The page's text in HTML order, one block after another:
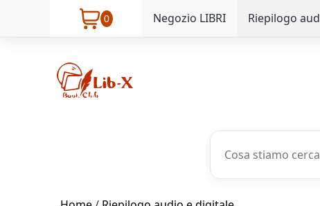
0 Negozio LIBRI Riepilogo